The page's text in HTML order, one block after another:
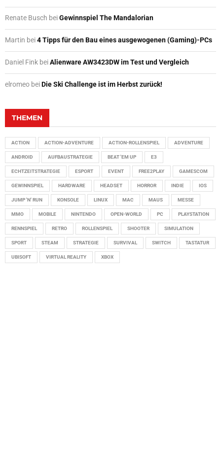
Renate Busch beiGewinnspiel The Mandalorian
Martin bei4 Tipps für den Bau eines ausgewogenen (Gaming)-PCs
Daniel Fink beiAlienware AW3423DW im Test und Vergleich
elromeo beiDie Ski Challenge ist im Herbst zurück!
THEMEN
ACTION ACTION-ADVENTURE ACTION-ROLLENSPIEL ADVENTURE
ANDROID AUFBAUSTRATEGIE BEAT 'EM UP E3
ECHTZEITSTRATEGIE ESPORT EVENT FREE2PLAY GAMESCOM
GEWINNSPIEL HARDWARE HEADSET HORROR INDIE IOS
JUMP 'N' RUN KONSOLE LINUX MAC MAUS MESSE
MMO MOBILE NINTENDO OPEN-WORLD PC PLAYSTATION
RENNSPIEL RETRO ROLLENSPIEL SHOOTER SIMULATION
SPORT STEAM STRATEGIE SURVIVAL SWITCH TASTATUR
UBISOFT VIRTUAL REALITY XBOX